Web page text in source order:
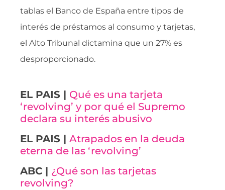
tablas el Banco de España entre tipos de
interés de préstamos al consumo y tarjetas,
el Alto Tribunal dictamina que un 27% es
desproporcionado.
EL PAIS | Qué es una tarjeta
‘revolving’ y por qué el Supremo
declara su interés abusivo
EL PAIS | Atrapados en la deuda
eterna de las ‘revolving’
ABC | ¿Qué son las tarjetas
revolving?